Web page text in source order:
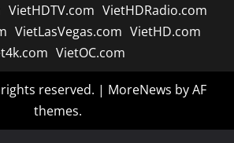
VietHDTV.com VietHDRadio.com
VietLasVegas.com VietHD.com
VietOC.com
reserved. | MoreNews by AF
themes.